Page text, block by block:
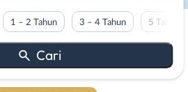
1 – 2 Tahun 3 – 4 Tahun 5 Tahun